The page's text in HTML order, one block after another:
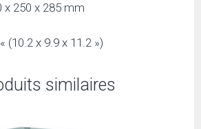
x 250 x 285 mm
(10.2 x 9.9 x 11.2 »)
similaires